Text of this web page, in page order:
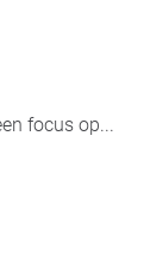
focus op...